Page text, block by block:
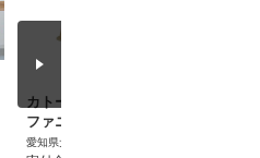
カトージ ベビーチェア
ファニカ(ブラウン)テー
ブルカバー付
愛知県犬山市